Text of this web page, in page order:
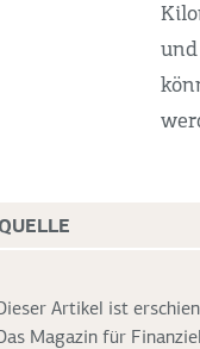
Artikel ist
Magazin für